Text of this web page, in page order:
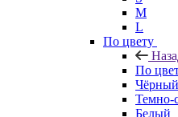
M
L
По цвету
По
Чёрный
Темно-
Белый